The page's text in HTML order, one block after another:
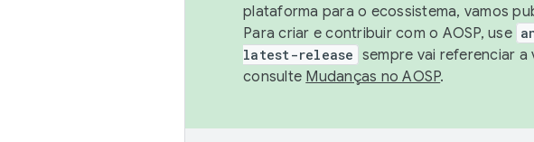
plataforma para o ecossistema, vamos
Para criar e contribuir com o AOSP, use
latest-release sempre vai referenciar a
consulte Mudanças no AOSP.